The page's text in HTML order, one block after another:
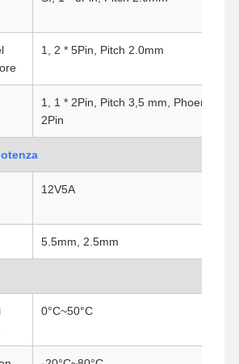
1, 2 * 5Pin, Pitch 2.0mm
1, 1 * 2Pin, Pitch 3,5 mm, Phoenix
2Pin
12V5A
5.5mm, 2.5mm
0°C~50°C